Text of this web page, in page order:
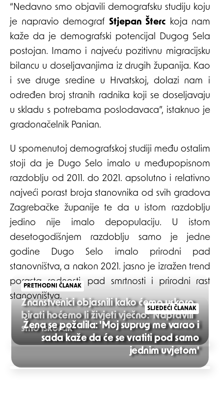
“Nedavno smo objavili demografsku studiju koju
je napravio demograf Stjepan Šterc koja nam
kaže da je demografski potencijal Dugog Sela
postojan. Imamo i najveću pozitivnu migracijsku
bilancu u doseljavanjima iz drugih županija. Kao
i sve druge sredine u Hrvatskoj, dolazi nam i
određen broj stranih radnika koji se doseljavaju
u skladu s potrebama poslodavaca”, istaknuo je
gradonačelnik Panian.
U spomenutoj demografskoj studiji među ostalim
stoji da je Dugo Selo imalo u međupopisnom
razdoblju od 2011. do 2021. apsolutno i relativno
najveći porast broja stanovnika od svih gradova
Zagrebačke županije te da u istom razdoblju
jedino nije imalo depopulaciju. U istom
desetogodišnjem razdoblju samo je jedne
godine Dugo Selo imalo prirodni pad
stanovništva, a nakon 2021. jasno je izražen trend
porasta rodnosti, pad smrtnosti i prirodni rast
stanovništva.
Post
navigation
PRETHODNI ČLANAK
Znanstvenici objasnili kako ćemo uskoro
birati hoćemo li živjeti vječno: 'Napravili
smo iskorak'
SLJEDEĆI ČLANAK
Žena se požalila: 'Moj suprug me varao i
sada kaže da će se vratiti pod samo
jednim uvjetom'